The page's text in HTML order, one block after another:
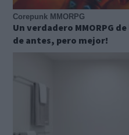
Corepunk MMORPG
Un verdadero MMORPG
de antes, pero mejor!